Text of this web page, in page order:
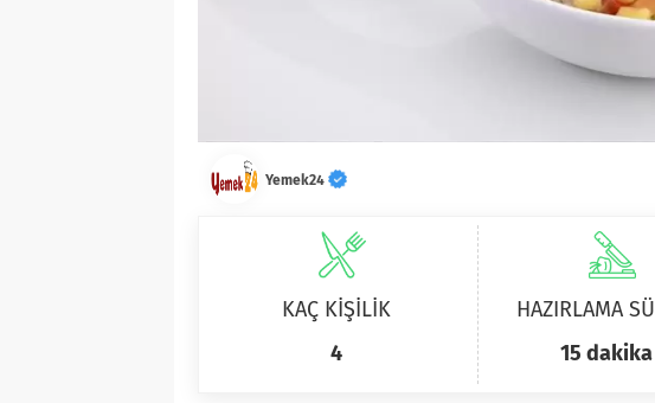
Yemek24
KAÇ KİŞİLİK
4
HAZIRLAMA
15 dakika